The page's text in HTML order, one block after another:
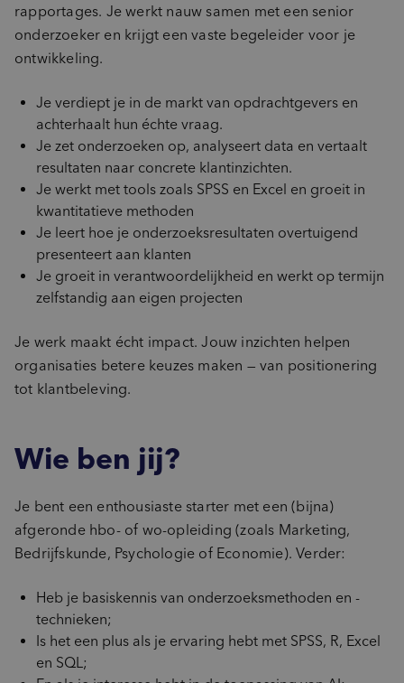
rapportages. Je werkt nauw samen met een senior
onderzoeker en krijgt een vaste begeleider voor je
ontwikkeling.
Je verdiept je in de markt van opdrachtgevers en
achterhaalt hun échte vraag.
Je zet onderzoeken op, analyseert data en vertaalt
resultaten naar concrete klantinzichten.
Je werkt met tools zoals SPSS en Excel en groeit in
kwantitatieve methoden
Je leert hoe je onderzoeksresultaten overtuigend
presenteert aan klanten
Je groeit in verantwoordelijkheid en werkt op termijn
zelfstandig aan eigen projecten
Je werk maakt écht impact. Jouw inzichten helpen
organisaties betere keuzes maken — van positionering
tot klantbeleving.
Wie ben jij?
Je bent een enthousiaste starter met een (bijna)
afgeronde hbo- of wo-opleiding (zoals Marketing,
Bedrijfskunde, Psychologie of Economie). Verder:
Heb je basiskennis van onderzoeksmethoden en -
technieken;
Is het een plus als je ervaring hebt met SPSS, R, Excel
en SQL;